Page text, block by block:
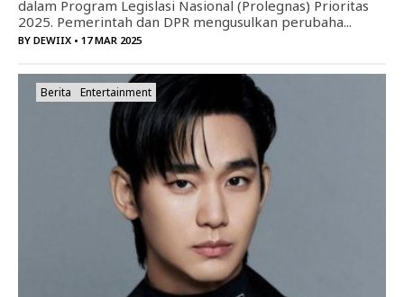
dalam Program Legislasi Nasional (Prolegnas) Prioritas
2025. Pemerintah dan DPR mengusulkan perubaha...
BY DEWIIX • 17 MAR 2025
Berita Entertainment